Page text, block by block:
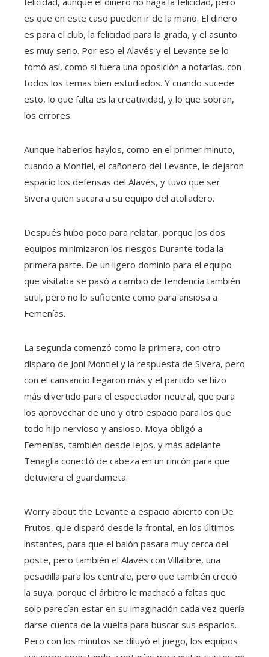
es que en este caso pueden ir de la mano. El dinero
es para el club, la felicidad para la grada, y el asunto
es muy serio. Por eso el Alavés y el Levante se lo
tomó así, como si fuera una oposición a notarías, con
todos los temas bien estudiados. Y cuando sucede
esto, lo que falta es la creatividad, y lo que sobran,
los errores.
Aunque haberlos haylos, como en el primer minuto,
cuando a Montiel, el cañonero del Levante, le dejaron
espacio los defensas del Alavés, y tuvo que ser
Sivera quien sacara a su equipo del atolladero.
Después hubo poco para relatar, porque los dos
equipos minimizaron los riesgos Durante toda la
primera parte. De un ligero dominio para el equipo
que visitaba se pasó a cambio de tendencia también
sutil, pero no lo suficiente como para ansiosa a
Femenías.
La segunda comenzó como la primera, con otro
disparo de Joni Montiel y la respuesta de Sivera, pero
con el cansancio llegaron más y el partido se hizo
más divertido para el espectador neutral, que para
los aprovechar de uno y otro espacio para los que
todo hijo nervioso y ansioso. Moya obligó a
Femenías, también desde lejos, y más adelante
Tenaglia conectó de cabeza en un rincón para que
detuviera el guardameta.
Worry about the Levante a espacio abierto con De
Frutos, que disparó desde la frontal, en los últimos
instantes, para que el balón pasara muy cerca del
poste, pero también el Alavés con Villalibre, una
pesadilla para los centrale, pero que también creció
la suya, porque el árbitro le machacó a faltas que
solo parecían estar en su imaginación cada vez quería
darse cuenta de la vuelta para buscar sus espacios.
Pero con los minutos se diluyó el juego, los equipos